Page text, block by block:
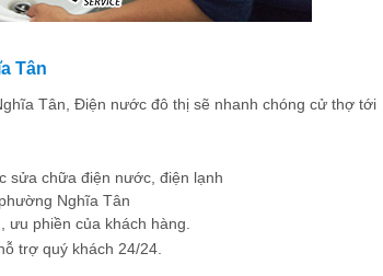
Tân
Tân, Điện nước đô thị sẽ nhanh chóng cử thợ tới
sửa chữa điện nước, điện lạnh
Nghĩa Tân
phiền của khách hàng.
trợ quý khách 24/24.